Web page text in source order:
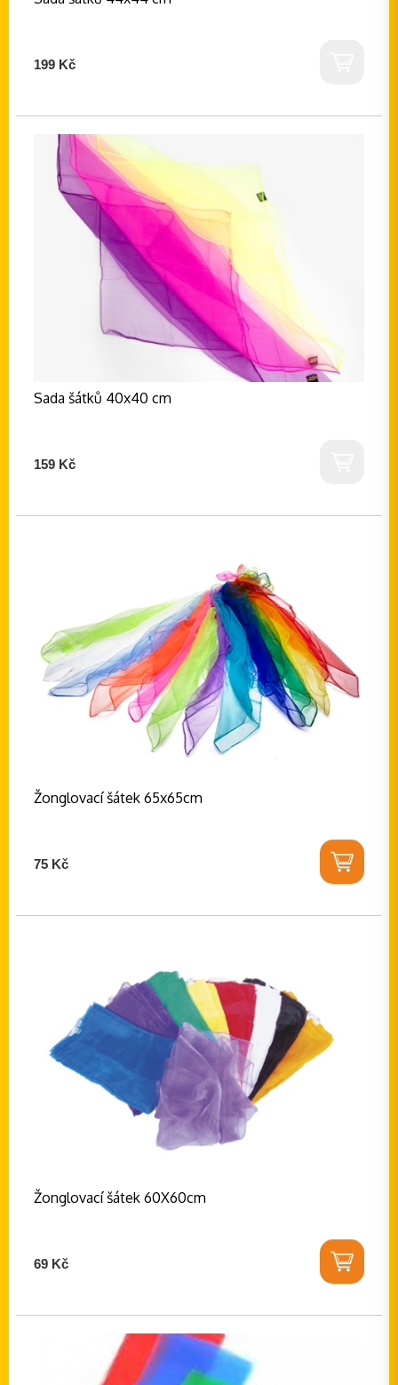
199 Kč
Sada šátků 40x40 cm
159 Kč
Žonglovací šátek 65x65cm
75 Kč
Žonglovací šátek 60X60cm
69 Kč